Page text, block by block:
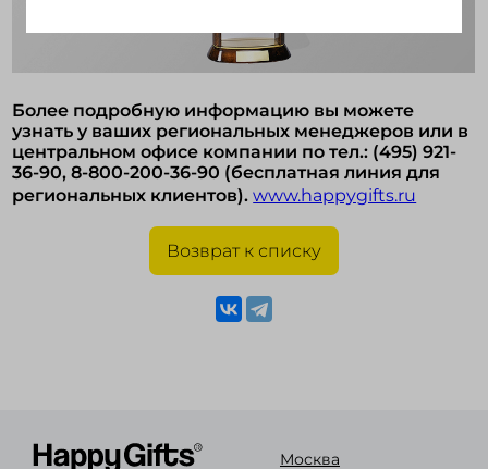
Более подробную информацию вы можете
узнать у ваших региональных менеджеров или в
центральном офисе компании по тел.: (495) 921-
36-90, 8-800-200-36-90 (бесплатная линия для
региональных клиентов).www.happygifts.ru
Возврат к списку
Москва